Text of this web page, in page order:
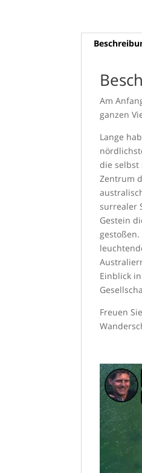
Am
ganzen
Lange
die selbst
Zentrum
surrealer
Gestein
Einblick
Freuen